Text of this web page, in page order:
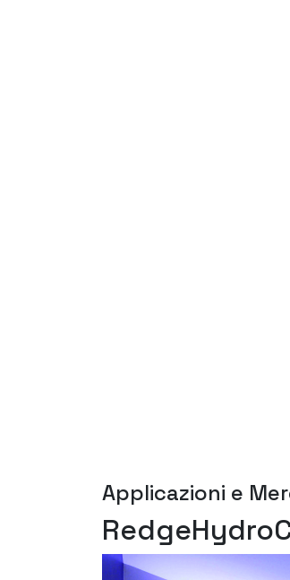
Applicazioni e